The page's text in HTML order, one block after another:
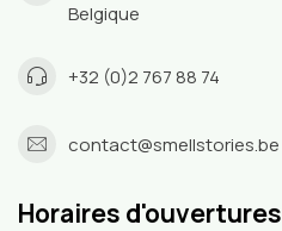
Belgique
+32 (0)2 767 88 74
contact@smellstories.be
Horaires d'ouvertures